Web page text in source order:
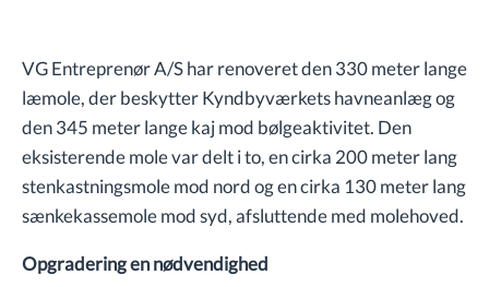
VG Entreprenør A/S har renoveret den 330 meter lange
læmole, der beskytter Kyndbyværkets havneanlæg og
den 345 meter lange kaj mod bølgeaktivitet. Den
eksisterende mole var delt i to, en cirka 200 meter lang
stenkastningsmole mod nord og en cirka 130 meter lang
sænkekassemole mod syd, afsluttende med molehoved.
Opgradering en nødvendighed